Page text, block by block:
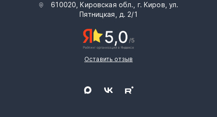
610020, Кировская обл., г. Киров, ул.
Пятницкая, д. 2/1
Оставить отзыв